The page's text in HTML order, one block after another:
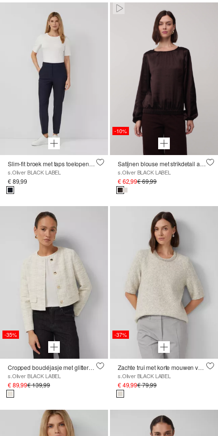
Slim-fit broek met taps toelopende pijpen en elastische tailleband
s.Oliver BLACK LABEL
€ 89,99
Paused • Muted
-10%
Satijnen blouse met strikdetail aan de zoom
s.Oliver BLACK LABEL
€ 62,99€ 69,99
-35%
Cropped boucléjasje met glittergaren
s.Oliver BLACK LABEL
€ 89,99€ 139,99
-37%
Zachte trui met korte mouwen van wolmix met juwelendetails
s.Oliver BLACK LABEL
€ 49,99€ 79,99